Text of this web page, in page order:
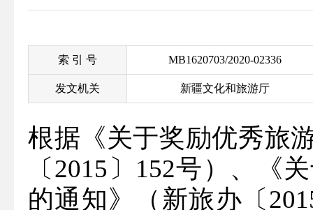
索 引 号 MB1620703/2020-02336
发文机关 新疆文化和旅游厅
根据《关于奖励优秀旅
〔2015〕152号）、《
的通知》（新旅办〔